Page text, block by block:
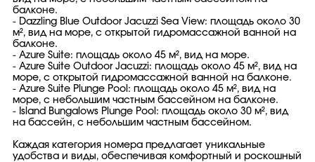
балконе.
- Dazzling Blue Outdoor Jacuzzi Sea View: площадь около 30
м², вид на море, с открытой гидромассажной ванной на
балконе.
- Azure Suite: площадь около 45 м², вид на море.
- Azure Suite Outdoor Jacuzzi: площадь около 45 м², вид на
море, с открытой гидромассажной ванной на балконе.
- Azure Suite Plunge Pool: площадь около 45 м², вид на
море, с небольшим частным бассейном на балконе.
- Island Bungalows Plunge Pool: площадь около 30 м², вид
на бассейн, с небольшим частным бассейном.
Каждая категория номера предлагает уникальные
удобства и виды, обеспечивая комфортный и роскошный